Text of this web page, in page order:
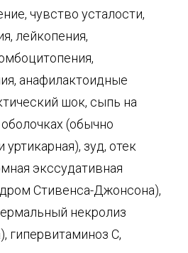
чувство усталости,
лейкопения,
анафилактоидные
шок, сыпь на
(обычно
уртикарная), зуд, отек
экссудативная
Стивенса-Джонсона),
некролиз
гипервитаминоз С,